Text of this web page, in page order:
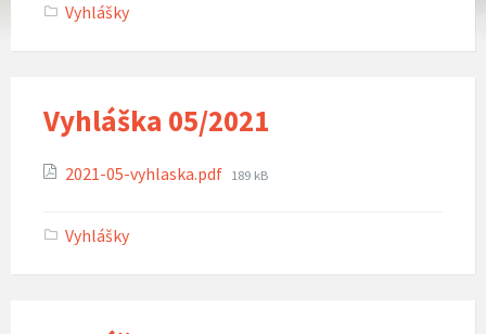
Vyhlášky
Vyhláška 05/2021
Attachments
2021-05-vyhlaska.pdf File
189 kB
Vyhlášky